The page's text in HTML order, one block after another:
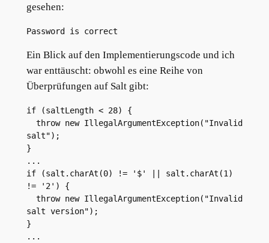
gesehen:
Password is correct
Ein Blick auf den Implementierungscode und ich
war enttäuscht: obwohl es eine Reihe von
Überprüfungen auf Salt gibt:
if (saltLength < 28) {
salt");
}
...
if (salt.charAt(0) != '$' || salt.charAt(1)
!= '2') {
salt version");
}
...